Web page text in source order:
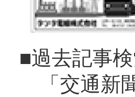
■過去記事
「交通新